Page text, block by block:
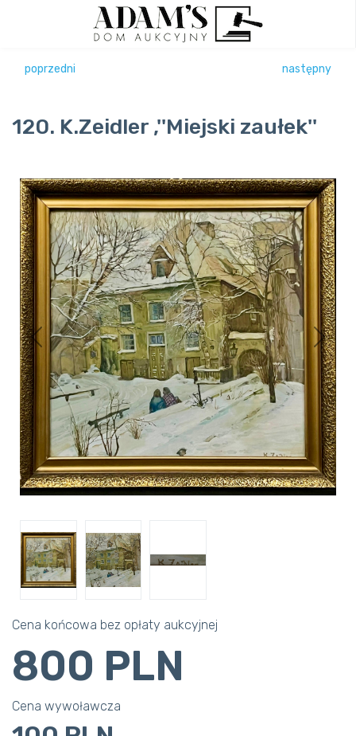
poprzedni następny
120. K.Zeidler ,''Miejski zaułek''
Previous Next
Cena końcowa bez opłaty aukcyjnej
800 PLN
Cena wywoławcza